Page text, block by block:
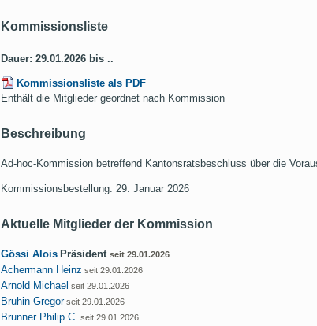
Kommissionsliste
Dauer: 29.01.2026 bis ..
Kommissionsliste als PDF
Enthält die Mitglieder geordnet nach Kommission
Beschreibung
Ad-hoc-Kommission betreffend Kantonsratsbeschluss über die
Kommissionsbestellung: 29. Januar 2026
Aktuelle Mitglieder der Kommission
Gössi Alois Präsidentseit 29.01.2026
Achermann Heinz seit 29.01.2026
Arnold Michael seit 29.01.2026
Bruhin Gregor seit 29.01.2026
Brunner Philip C. seit 29.01.2026